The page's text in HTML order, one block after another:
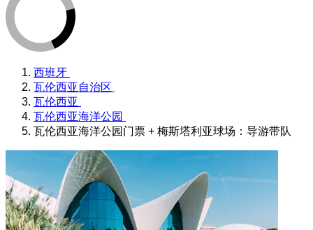
西班牙
瓦伦西亚自治区
瓦伦西亚
瓦伦西亚海洋公园
瓦伦西亚海洋公园门票 + 梅斯塔利亚球场：导游带队